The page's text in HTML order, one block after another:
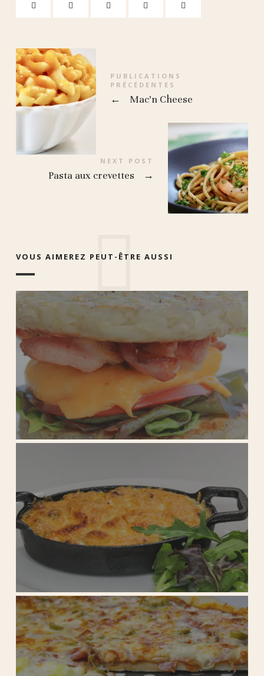
PUBLICATIONS
PRÉCÉDENTES
← Mac’n Cheese
NEXT POST
Pasta aux crevettes →
VOUS AIMEREZ PEUT-ÊTRE AUSSI